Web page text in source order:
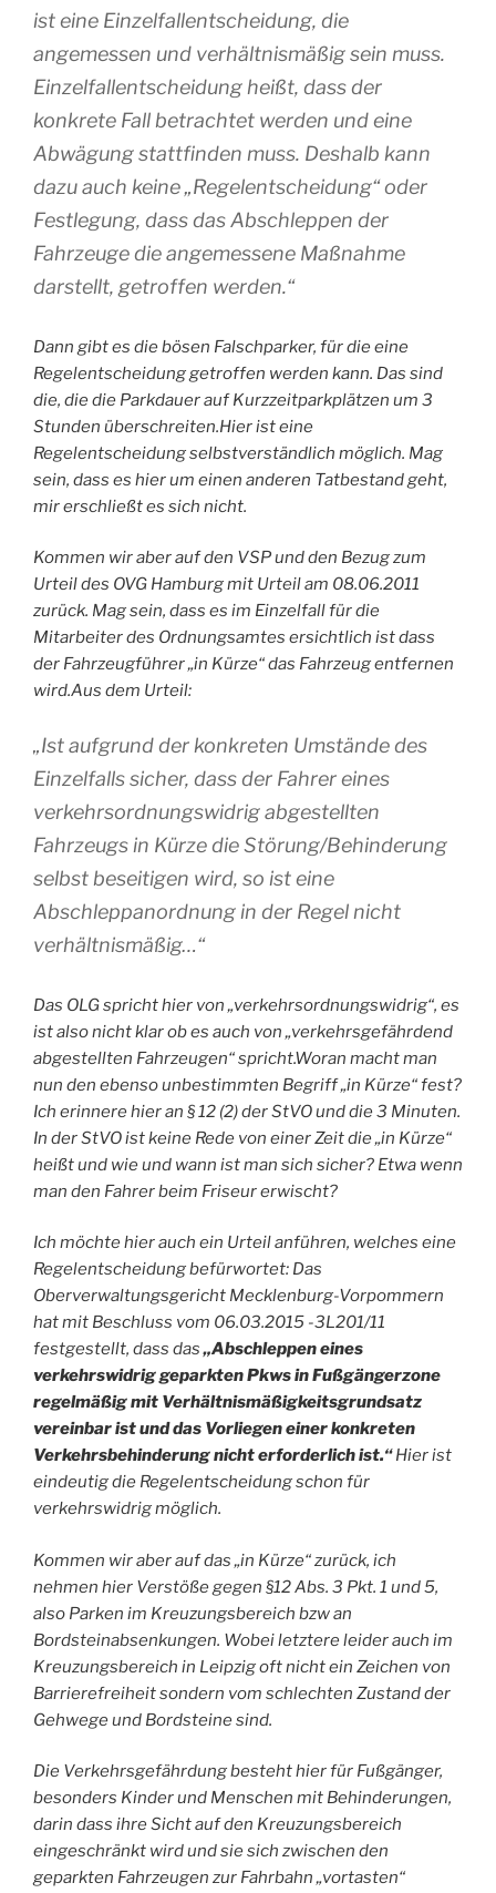
ist eine Einzelfallentscheidung, die
angemessen und verhältnismäßig sein muss.
Einzelfallentscheidung heißt, dass der
konkrete Fall betrachtet werden und eine
Abwägung stattfinden muss. Deshalb kann
dazu auch keine „Regelentscheidung“ oder
Festlegung, dass das Abschleppen der
Fahrzeuge die angemessene Maßnahme
darstellt, getroffen werden.“
Dann gibt es die bösen Falschparker, für die eine
Regelentscheidung getroffen werden kann. Das sind
die, die die Parkdauer auf Kurzzeitparkplätzen um 3
Stunden überschreiten.Hier ist eine
Regelentscheidung selbstverständlich möglich. Mag
sein, dass es hier um einen anderen Tatbestand geht,
mir erschließt es sich nicht.
Kommen wir aber auf den VSP und den Bezug zum
Urteil des OVG Hamburg mit Urteil am 08.06.2011
zurück. Mag sein, dass es im Einzelfall für die
Mitarbeiter des Ordnungsamtes ersichtlich ist dass
der Fahrzeugführer „in Kürze“ das Fahrzeug entfernen
wird.Aus dem Urteil:
„Ist aufgrund der konkreten Umstände des
Einzelfalls sicher, dass der Fahrer eines
verkehrsordnungswidrig abgestellten
Fahrzeugs in Kürze die Störung/Behinderung
selbst beseitigen wird, so ist eine
Abschleppanordnung in der Regel nicht
verhältnismäßig…“
Das OLG spricht hier von „verkehrsordnungswidrig“, es
ist also nicht klar ob es auch von „verkehrsgefährdend
abgestellten Fahrzeugen“ spricht.Woran macht man
nun den ebenso unbestimmten Begriff „in Kürze“ fest?
Ich erinnere hier an § 12 (2) der StVO und die 3 Minuten.
In der StVO ist keine Rede von einer Zeit die „in Kürze“
heißt und wie und wann ist man sich sicher? Etwa wenn
man den Fahrer beim Friseur erwischt?
Ich möchte hier auch ein Urteil anführen, welches eine
Regelentscheidung befürwortet: Das
Oberverwaltungsgericht Mecklenburg-Vorpommern
hat mit Beschluss vom 06.03.2015 -3L201/11
festgestellt, dass das„Abschleppen eines
verkehrswidrig geparkten Pkws in Fußgängerzone
regelmäßig mit Verhältnismäßigkeitsgrundsatz
vereinbar ist und das Vorliegen einer konkreten
Verkehrsbehinderung nicht erforderlich ist.“Hier ist
eindeutig die Regelentscheidung schon für
verkehrswidrig möglich.
Kommen wir aber auf das „in Kürze“ zurück, ich
nehmen hier Verstöße gegen §12 Abs. 3 Pkt. 1 und 5,
also Parken im Kreuzungsbereich bzw an
Bordsteinabsenkungen. Wobei letztere leider auch im
Kreuzungsbereich in Leipzig oft nicht ein Zeichen von
Barrierefreiheit sondern vom schlechten Zustand der
Gehwege und Bordsteine sind.
Die Verkehrsgefährdung besteht hier für Fußgänger,
besonders Kinder und Menschen mit Behinderungen,
darin dass ihre Sicht auf den Kreuzungsbereich
eingeschränkt wird und sie sich zwischen den
geparkten Fahrzeugen zur Fahrbahn „vortasten“